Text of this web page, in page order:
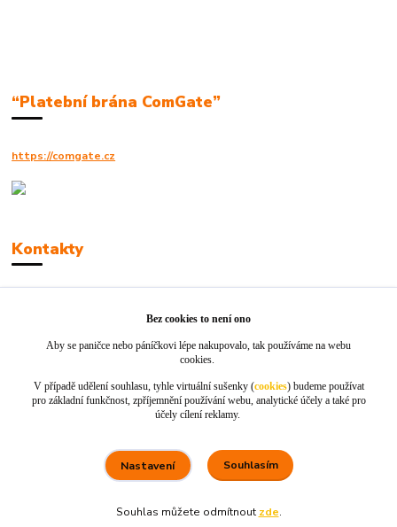
“Platební brána ComGate”
https://comgate.cz
Kontakty
info@jackie-shop.cz
Vytvořeno na Eshop-rychle.cz
Bez cookies to není ono
Aby se paničce nebo páníčkovi lépe nakupovalo, tak používáme na webu
cookies.
V případě udělení souhlasu, tyhle virtuální sušenky (cookies) budeme používat
pro základní funkčnost, zpříjemnění používání webu, analytické účely a také pro
účely cílení reklamy.
Nastavení Souhlasím
Souhlas můžete odmítnout zde.
5. srpna
100 %★★★★★